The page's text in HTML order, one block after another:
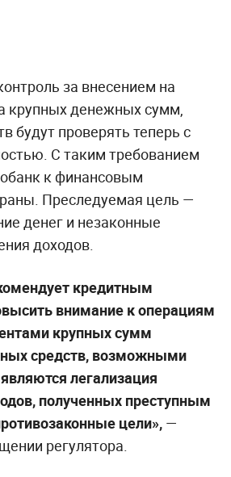
за внесением на
крупных денежных сумм,
будут проверять теперь с
С таким требованием
к финансовым
Преследуемая цель —
денег и незаконные
доходов.
кредитным
внимание к операциям
крупных сумм
средств, возможными
легализация
полученных преступным
цели»,—
регулятора.